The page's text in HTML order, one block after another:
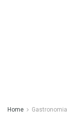
Home Gastronomia